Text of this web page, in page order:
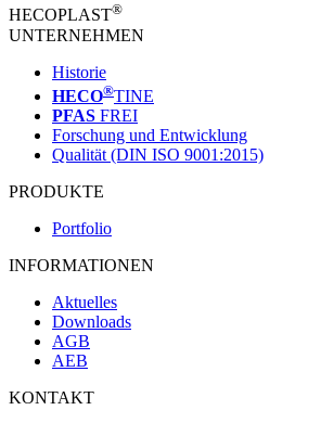
HECOPLAST®
UNTERNEHMEN
Historie
HECO®TINE
PFAS FREI
Forschung und Entwicklung
Qualität (DIN ISO 9001:2015)
PRODUKTE
Portfolio
INFORMATIONEN
Aktuelles
Downloads
AGB
AEB
KONTAKT